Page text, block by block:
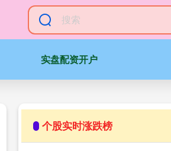
实盘配资开户
个股实时涨跌榜